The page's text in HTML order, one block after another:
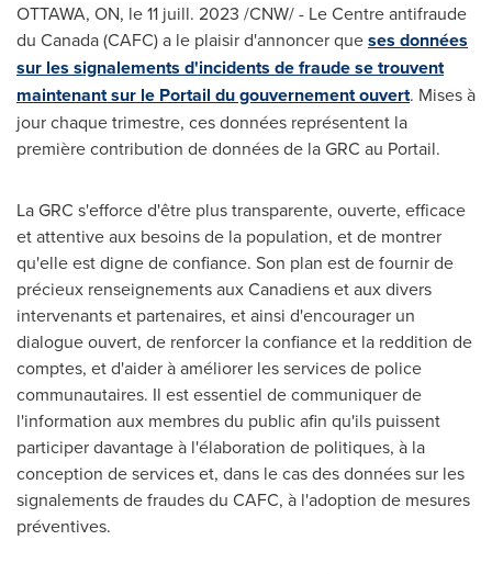
OTTAWA, ON, le 11 juill. 2023 /CNW/ - Le Centre antifraude
du Canada(CAFC) a le plaisir d'annoncer queses données
sur les signalements d'incidents de fraude se trouvent
maintenant sur le Portail du gouvernement ouvert. Mises à
jour chaque trimestre, ces données représentent la
première contribution de données de la GRC au Portail.
La GRC s'efforce d'être plus transparente, ouverte, efficace
et attentive aux besoins de la population, et de montrer
qu'elle est digne de confiance. Son plan est de fournir de
précieux renseignements aux Canadiens et aux divers
intervenants et partenaires, et ainsi d'encourager un
dialogue ouvert, de renforcer la confiance et la reddition de
comptes, et d'aider à améliorer les services de police
communautaires. Il est essentiel de communiquer de
l'information aux membres du public afin qu'ils puissent
participer davantage à l'élaboration de politiques, à la
conception de services et, dans le cas des données sur les
signalements de fraudes du CAFC, à l'adoption de mesures
préventives.